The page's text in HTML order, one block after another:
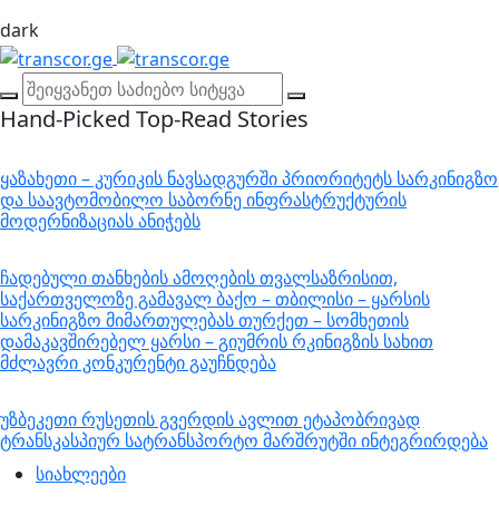
dark
Hand-Picked Top-Read Stories
ყაზახეთი – კურიკის ნავსადგურში პრიორიტეტს სარკინიგზო
და საავტომობილო საბორნე ინფრასტრუქტურის
მოდერნიზაციას ანიჭებს
ჩადებული თანხების ამოღების თვალსაზრისით,
საქართველოზე გამავალ ბაქო – თბილისი – ყარსის
სარკინიგზო მიმართულებას თურქეთ – სომხეთის
დამაკავშირებელ ყარსი – გიუმრის რკინიგზის სახით
მძლავრი კონკურენტი გაუჩნდება
უზბეკეთი რუსეთის გვერდის ავლით ეტაპობრივად
ტრანსკასპიურ სატრანსპორტო მარშრუტში ინტეგრირდება
სიახლეები